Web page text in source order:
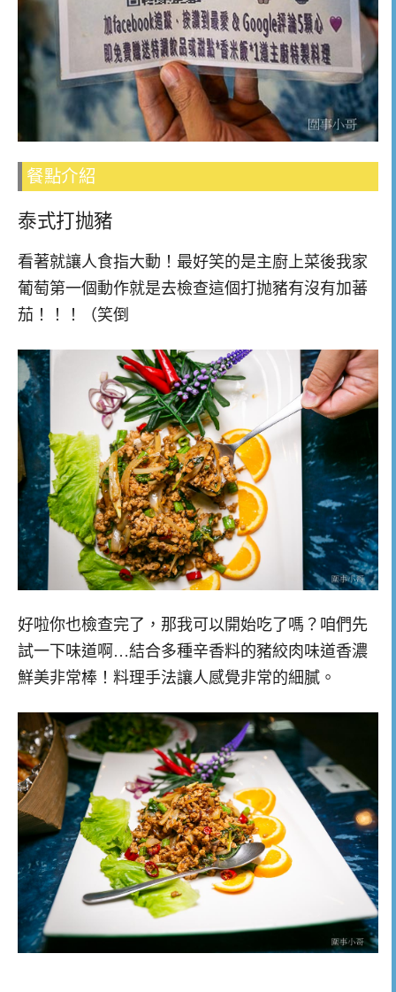
餐點介紹
泰式打抛豬
看著就讓人食指大動！最好笑的是主廚上菜後我家
葡萄第一個動作就是去檢查這個打抛豬有沒有加蕃
茄！！！（笑倒
好啦你也檢查完了，那我可以開始吃了嗎？咱們先
試一下味道啊…結合多種辛香料的豬絞肉味道香濃
鮮美非常棒！料理手法讓人感覺非常的細膩。